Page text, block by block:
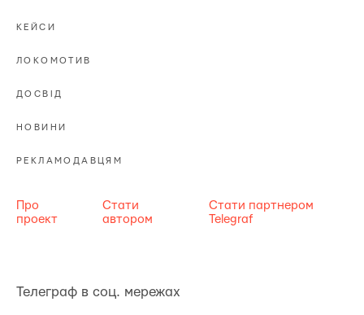
КЕЙСИ
ЛОКОМОТИВ
ДОСВІД
НОВИНИ
РЕКЛАМОДАВЦЯМ
Про
проект
Стати
автором
Стати партнером
Telegraf
Телеграф в соц. мережах